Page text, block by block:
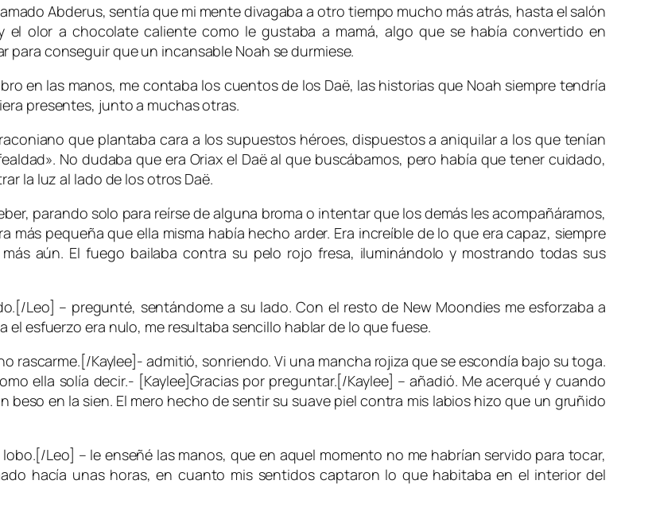
Abderus, sentía que mi mente divagaba a otro tiempo mucho más atrás, hasta el salón
olor a chocolate caliente como le gustaba a mamá, algo que se había convertido en
conseguir que un incansable Noah se durmiese.
en las manos, me contaba los cuentos de los Daë, las historias que Noah siempre tendría
presentes, junto a muchas otras.
que plantaba cara a los supuestos héroes, dispuestos a aniquilar a los que tenían
No dudaba que era Oriax el Daë al que buscábamos, pero había que tener cuidado,
la luz al lado de los otros Daë.
parando solo para reírse de alguna broma o intentar que los demás les acompañáramos,
más pequeña que ella misma había hecho arder. Era increíble de lo que era capaz, siempre
aún. El fuego bailaba contra su pelo rojo fresa, iluminándolo y mostrando todas sus
Leo] – pregunté, sentándome a su lado. Con el resto de New Moondies me esforzaba a
esfuerzo era nulo, me resultaba sencillo hablar de lo que fuese.
rascarme.[/Kaylee]- admitió, sonriendo. Vi una mancha rojiza que se escondía bajo su toga.
ella solía decir.- [Kaylee]Gracias por preguntar.[/Kaylee] – añadió. Me acerqué y cuando
en la sien. El mero hecho de sentir su suave piel contra mis labios hizo que un gruñido
Leo] – le enseñé las manos, que en aquel momento no me habrían servido para tocar,
hacía unas horas, en cuanto mis sentidos captaron lo que habitaba en el interior del